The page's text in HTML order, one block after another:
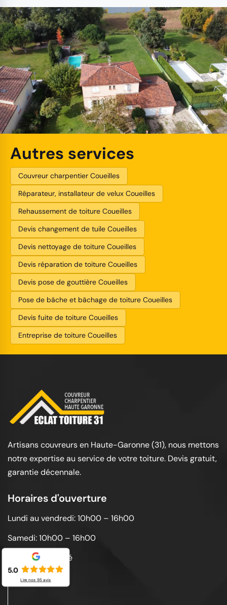
Autres services
Couvreur charpentier Coueilles
Réparateur, installateur de velux Coueilles
Rehaussement de toiture Coueilles
Devis changement de tuile Coueilles
Devis nettoyage de toiture Coueilles
Devis réparation de toiture Coueilles
Devis pose de gouttière Coueilles
Pose de bâche et bâchage de toiture Coueilles
Devis fuite de toiture Coueilles
Entreprise de toiture Coueilles
Artisans couvreurs en Haute-Garonne (31), nous mettons
notre expertise au service de votre toiture. Devis gratuit,
garantie décennale.
Horaires d'ouverture
Lundi au vendredi: 10h00 – 16h00
Samedi: 10h00 – 16h00
Dimanche: Fermé
5.0
Lire nos 95avis